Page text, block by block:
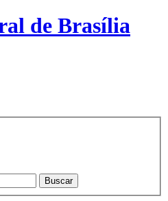
de Brasília
Buscar